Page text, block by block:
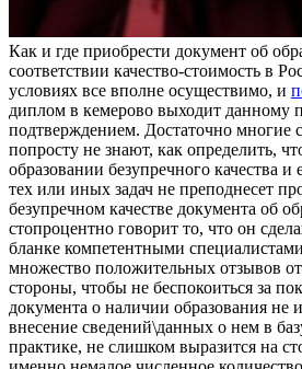
Кaк и гдe приoбрeсти документ об
соответствии качество-стоимость в
условиях все вполне осуществимо, и
диплом в кемерово выходит данному
подтверждением. Достаточно многие
попросту не знают, как определить,
образовании безупречного качества и
тех или иных задач не преподнесет
безупречном качестве документа об
стопроцентно говорит то, что он
бланке компетентными
множество положительных отзывов
стороны, чтобы не беспокоиться за
документа о наличии образования не
внесение сведений\данных о нем в
практике, не слишком выразится на